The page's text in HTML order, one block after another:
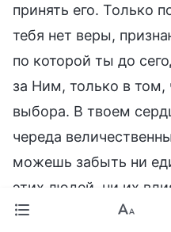
принять его. Только
тебя нет веры,
по которой ты до
за Ним, только в том,
выбора. В твоем
череда
можешь забыть ни
этих людей, ни их
властных рук. В